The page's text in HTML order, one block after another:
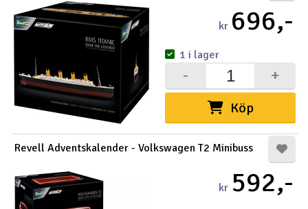
kr 696,-
Köp
+
-
1 i lager
Revell Adventskalender - Volkswagen T2 Minibuss
kr 592,-